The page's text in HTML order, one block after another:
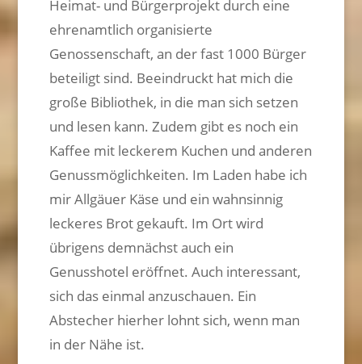
Heimat- und Bürgerprojekt durch eine
ehrenamtlich organisierte
Genossenschaft, an der fast 1000 Bürger
beteiligt sind. Beeindruckt hat mich die
große Bibliothek, in die man sich setzen
und lesen kann. Zudem gibt es noch ein
Kaffee mit leckerem Kuchen und anderen
Genussmöglichkeiten. Im Laden habe ich
mir Allgäuer Käse und ein wahnsinnig
leckeres Brot gekauft. Im Ort wird
übrigens demnächst auch ein
Genusshotel eröffnet. Auch interessant,
sich das einmal anzuschauen. Ein
Abstecher hierher lohnt sich, wenn man
in der Nähe ist.